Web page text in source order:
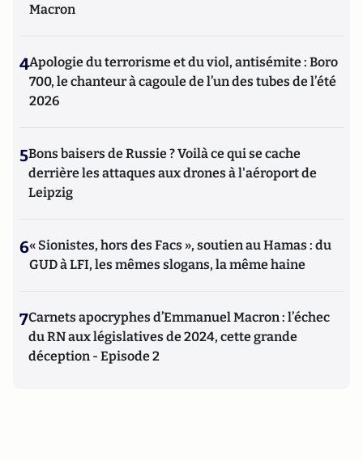
Macron
4Apologie du terrorisme et du viol, antisémite : Boro
700, le chanteur à cagoule de l’un des tubes de l’été
2026
5Bons baisers de Russie ? Voilà ce qui se cache
derrière les attaques aux drones à l'aéroport de
Leipzig
6« Sionistes, hors des Facs », soutien au Hamas : du
GUD à LFI, les mêmes slogans, la même haine
7Carnets apocryphes d’Emmanuel Macron : l’échec
du RN aux législatives de 2024, cette grande
déception - Episode 2